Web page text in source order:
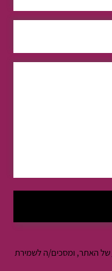
של האתר, ומסכים/ה לשמירת